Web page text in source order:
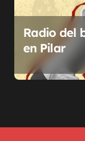
Radio del
en Pilar